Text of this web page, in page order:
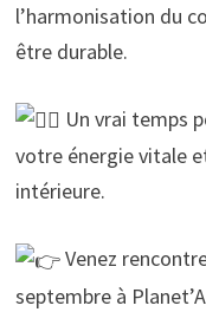
l’harmonisation du
être durable.
Un vrai temps
votre énergie vitale
intérieure.
Venez
septembre à